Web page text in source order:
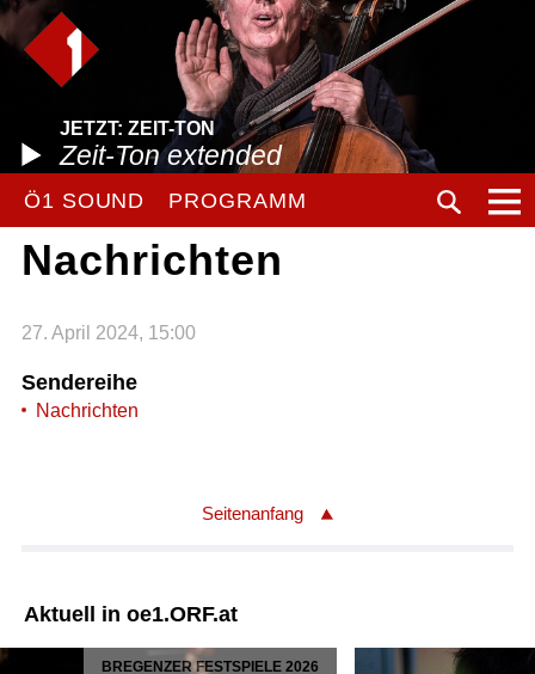
JETZT: ZEIT-TON
Zeit-Ton extended
Ö1 SOUND PROGRAMM
Nachrichten
27. April 2024, 15:00
Sendereihe
Nachrichten
Seitenanfang
Aktuell in oe1.ORF.at
BREGENZER FESTSPIELE 2026